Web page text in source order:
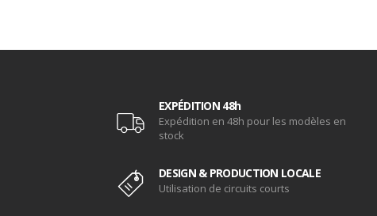
EXPÉDITION 48h
Expédition en 48h pour les modèles en
stock
DESIGN & PRODUCTION LOCALE
Utilisation de circuits courts